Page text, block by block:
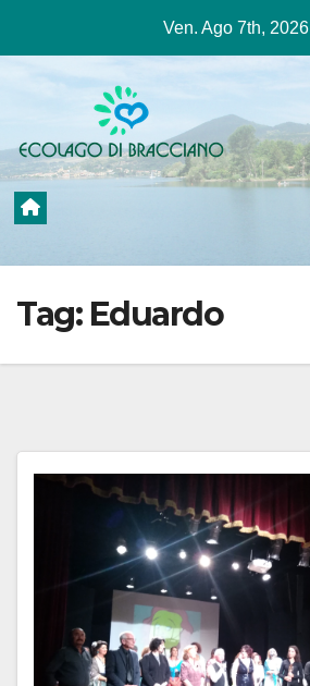
contenuto
Ven. Ago 7th, 2026
Tag: Eduardo